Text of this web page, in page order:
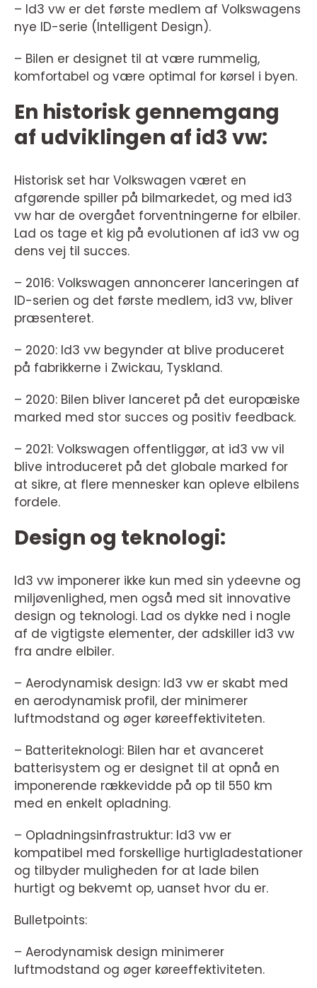
– Id3 vw er det første medlem af Volkswagens
nye ID-serie (Intelligent Design).
– Bilen er designet til at være rummelig,
komfortabel og være optimal for kørsel i byen.
En historisk gennemgang
af udviklingen af id3 vw:
Historisk set har Volkswagen været en
afgørende spiller på bilmarkedet, og med id3
vw har de overgået forventningerne for elbiler.
Lad os tage et kig på evolutionen af id3 vw og
dens vej til succes.
– 2016: Volkswagen annoncerer lanceringen af
ID-serien og det første medlem, id3 vw, bliver
præsenteret.
– 2020: Id3 vw begynder at blive produceret
på fabrikkerne i Zwickau, Tyskland.
– 2020: Bilen bliver lanceret på det europæiske
marked med stor succes og positiv feedback.
– 2021: Volkswagen offentliggør, at id3 vw vil
blive introduceret på det globale marked for
at sikre, at flere mennesker kan opleve elbilens
fordele.
Design og teknologi:
Id3 vw imponerer ikke kun med sin ydeevne og
miljøvenlighed, men også med sit innovative
design og teknologi. Lad os dykke ned i nogle
af de vigtigste elementer, der adskiller id3 vw
fra andre elbiler.
– Aerodynamisk design: Id3 vw er skabt med
en aerodynamisk profil, der minimerer
luftmodstand og øger køreeffektiviteten.
– Batteriteknologi: Bilen har et avanceret
batterisystem og er designet til at opnå en
imponerende rækkevidde på op til 550 km
med en enkelt opladning.
– Opladningsinfrastruktur: Id3 vw er
kompatibel med forskellige hurtigladestationer
og tilbyder muligheden for at lade bilen
hurtigt og bekvemt op, uanset hvor du er.
Bulletpoints:
– Aerodynamisk design minimerer
luftmodstand og øger køreeffektiviteten.